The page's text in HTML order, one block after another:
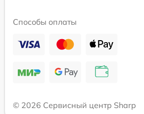
Способы оплаты
© 2026 Сервисный центр Sharp